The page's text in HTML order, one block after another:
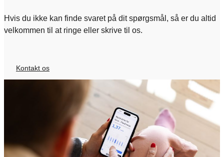
Hvis du ikke kan finde svaret på dit spørgsmål, så er du altid
velkommen til at ringe eller skrive til os.
Kontakt os